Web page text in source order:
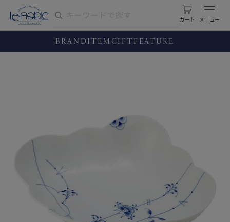
カート
BRANDITEM GIFT FEATURE